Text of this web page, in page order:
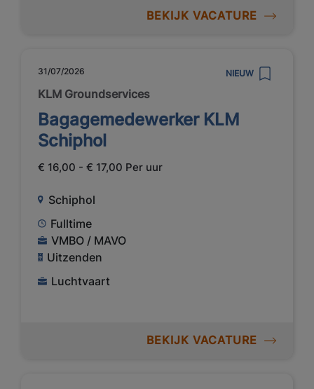
BEKIJK VACATURE
31/07/2026 NIEUW
KLM Groundservices
Bagagemedewerker KLM
Schiphol
€ 16,00 - € 17,00 Per uur
Schiphol
Fulltime
VMBO / MAVO
Uitzenden
Luchtvaart
BEKIJK VACATURE